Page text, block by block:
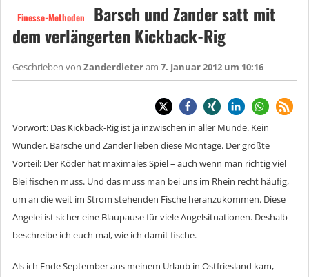
Finesse-Methoden
Barsch und Zander satt mit
dem verlängerten Kickback-Rig
Geschrieben von Zanderdieteram 7. Januar 2012 um 10:16
Vorwort: Das Kickback-Rig ist ja inzwischen in aller Munde. Kein
Wunder. Barsche und Zander lieben diese Montage. Der größte
Vorteil: Der Köder hat maximales Spiel – auch wenn man richtig viel
Blei fischen muss. Und das muss man bei uns im Rhein recht häufig,
um an die weit im Strom stehenden Fische heranzukommen. Diese
Angelei ist sicher eine Blaupause für viele Angelsituationen. Deshalb
beschreibe ich euch mal, wie ich damit fische.
Als ich Ende September aus meinem Urlaub in Ostfriesland kam,